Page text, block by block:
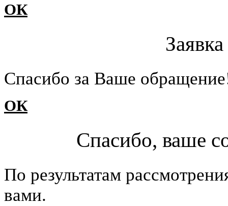
ОК
Cпасибо за Ваше
ОК
Спасибо, ваше
По результатам
вами.